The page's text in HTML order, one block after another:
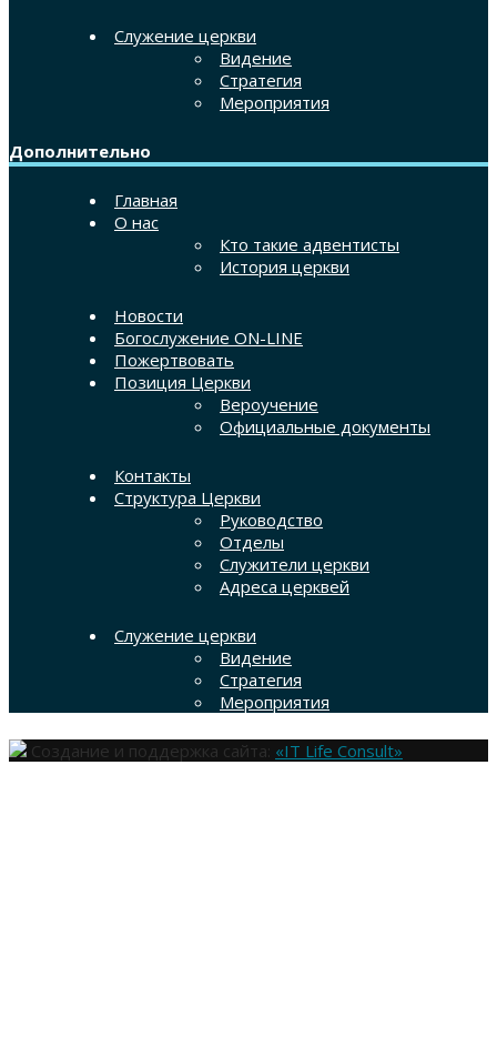
Служение церкви
Видение
Стратегия
Мероприятия
Дополнительно
Главная
О нас
Кто такие адвентисты
История церкви
Новости
Богослужение ON-LINE
Пожертвовать
Позиция Церкви
Вероучение
Официальные документы
Контакты
Структура Церкви
Руководство
Отделы
Служители церкви
Адреса церквей
Служение церкви
Видение
Стратегия
Мероприятия
Создание и поддержка сайта: «IT Life Consult»